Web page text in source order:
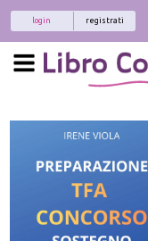
registrati
login